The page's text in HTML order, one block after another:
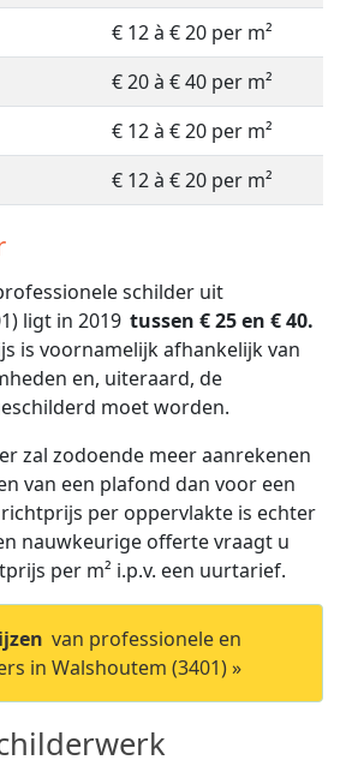
€ 12 à € 20 per m²
€ 20 à € 40 per m²
€ 12 à € 20 per m²
€ 12 à € 20 per m²
schilder uit
ligt in 2019 tussen € 25 en € 40.
is voornamelijk afhankelijk van
en, uiteraard, de
moet worden.
zal zodoende meer aanrekenen
van een plafond dan voor een
per oppervlakte is echter
nauwkeurige offerte vraagt u
per m² i.p.v. een uurtarief.
van professionele en
in Walshoutem (3401) »